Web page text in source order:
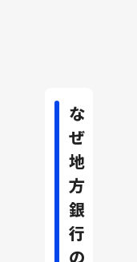
な
ぜ
地
方
銀
行
の